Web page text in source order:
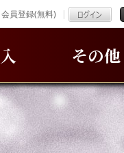
会員登録(無料)
その他